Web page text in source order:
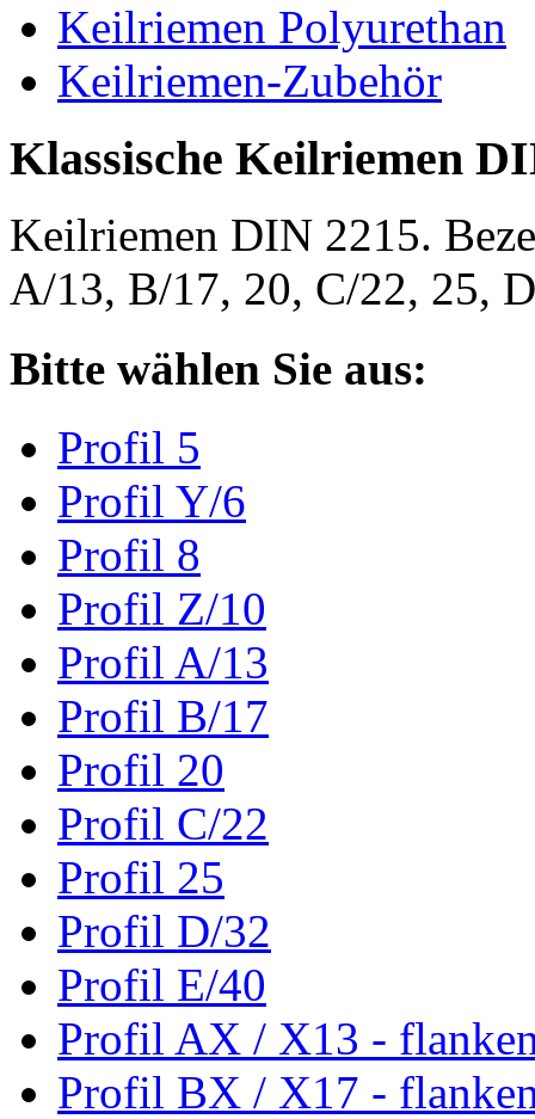
Keilriemen Polyurethan
Keilriemen-Zubehör
Klassische Keilriemen
Keilriemen DIN 2215.
A/13, B/17, 20, C/22, 25,
Bitte wählen Sie aus:
Profil 5
Profil Y/6
Profil 8
Profil Z/10
Profil A/13
Profil B/17
Profil 20
Profil C/22
Profil 25
Profil D/32
Profil E/40
Profil AX / X13 -
Profil BX / X17 -